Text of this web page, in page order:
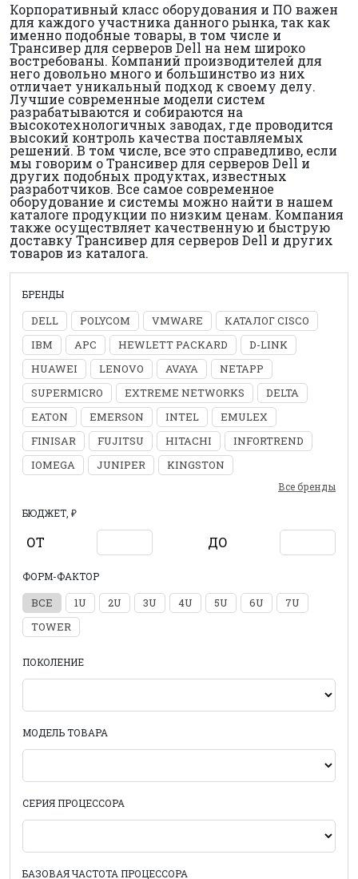
Корпоративный класс оборудования и ПО важен
для каждого участника данного рынка, так как
именно подобные товары, в том числе и
Трансивер для серверов Dell на нем широко
востребованы. Компаний производителей для
него довольно много и большинство из них
отличает уникальный подход к своему делу.
Лучшие современные модели систем
разрабатываются и собираются на
высокотехнологичных заводах, где проводится
высокий контроль качества поставляемых
решений. В том числе, все это справедливо, если
мы говорим о Трансивер для серверов Dell и
других подобных продуктах, известных
разработчиков. Все самое современное
оборудование и системы можно найти в нашем
каталоге продукции по низким ценам. Компания
также осуществляет качественную и быструю
доставку Трансивер для серверов Dell и других
товаров из каталога.
БРЕНДЫ
DELL POLYCOM VMWARE
КАТАЛОГ CISCO
IBM
APC HEWLETT PACKARD
D-LINK
HUAWEI
LENOVO AVAYA
NETAPP
SUPERMICRO
EXTREME NETWORKS
DELTA
EATON
EMERSON INTEL
EMULEX
FINISAR
FUJITSU HITACHI
INFORTREND
IOMEGA
JUNIPER KINGSTON
Все бренды
БЮДЖЕТ, ₽
ОТ ДО
ФОРМ-ФАКТОР
ВСЕ 1U 2U 3U 4U 5U 6U
7U
TOWER
ПОКОЛЕНИЕ
МОДЕЛЬ ТОВАРА
СЕРИЯ ПРОЦЕССОРА
БАЗОВАЯ ЧАСТОТА ПРОЦЕССОРА